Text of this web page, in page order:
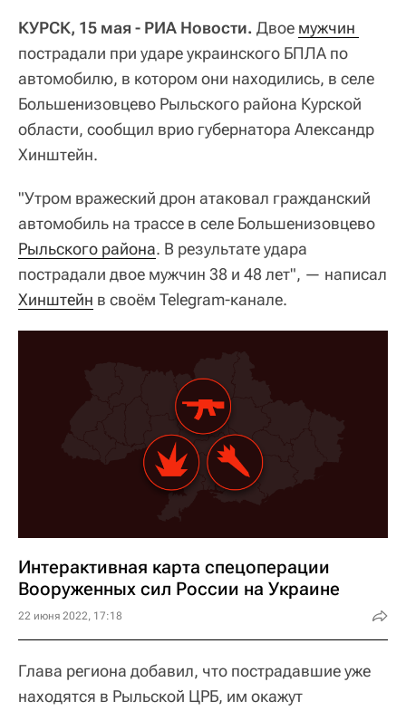
КУРСК, 15 мая - РИА Новости. Двое
пострадали при ударе украинского БПЛА по
автомобилю, в котором они находились, в селе
Большенизовцево Рыльского района Курской
области, сообщил врио губернатора Александр
Хинштейн.
"Утром вражеский дрон атаковал гражданский
автомобиль на трассе в селе Большенизовцево
Рыльского района. В результате удара
пострадали двое мужчин 38 и 48 лет", — написал
Хинштейн в своём Telegram-канале.
Интерактивная карта спецоперации
Вооруженных сил России на Украине
22 июня 2022, 17:18
Глава региона добавил, что пострадавшие уже
находятся в Рыльской ЦРБ, им окажут